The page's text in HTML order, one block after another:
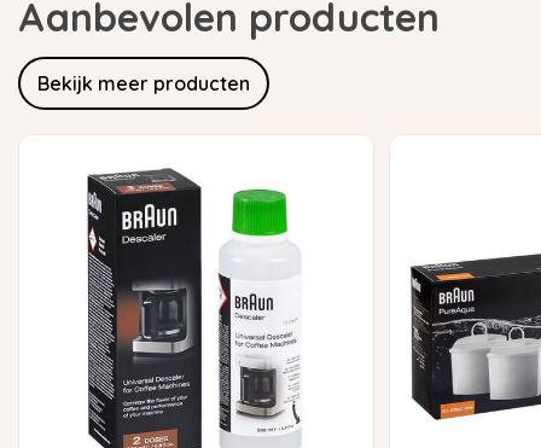
Aanbevolen producten
Bekijk meer producten